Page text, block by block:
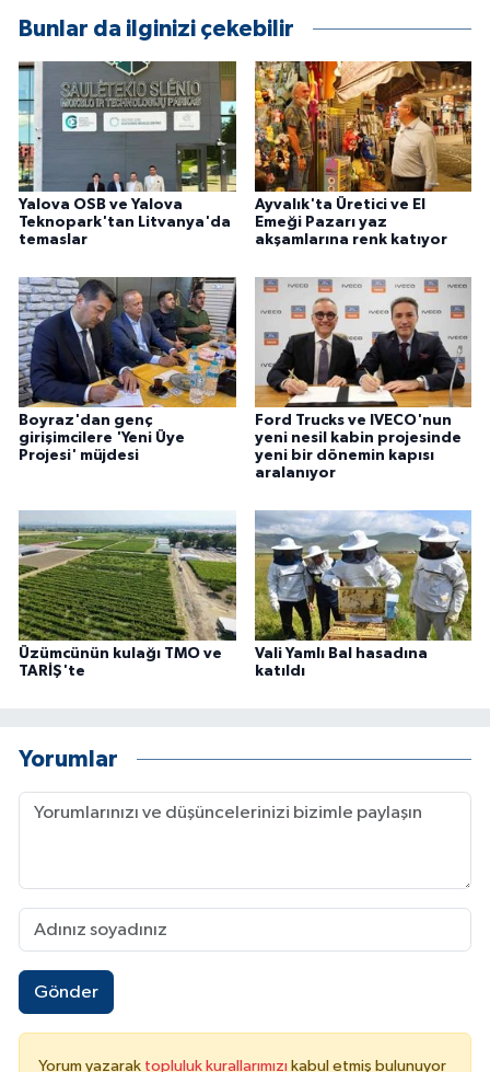
Bunlar da ilginizi çekebilir
Yalova OSB ve Yalova
Teknopark'tan Litvanya'da
temaslar
Ayvalık'ta Üretici ve El
Emeği Pazarı yaz
akşamlarına renk katıyor
Boyraz'dan genç
girişimcilere 'Yeni Üye
Projesi' müjdesi
Ford Trucks ve IVECO'nun
yeni nesil kabin projesinde
yeni bir dönemin kapısı
aralanıyor
Üzümcünün kulağı TMO ve
TARİŞ'te
Vali Yamlı Bal hasadına
katıldı
Yorumlar
Gönder
Yorum yazarak topluluk kurallarımızı kabul etmiş bulunuyor